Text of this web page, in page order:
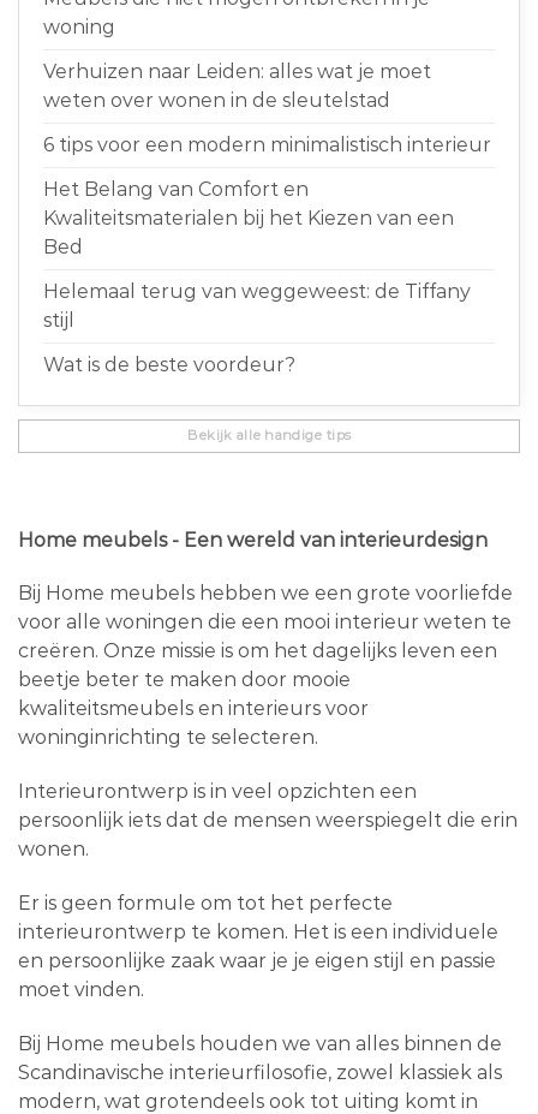
woning
Verhuizen naar Leiden: alles wat je moet
weten over wonen in de sleutelstad
6 tips voor een modern minimalistisch interieur
Het Belang van Comfort en
Kwaliteitsmaterialen bij het Kiezen van een
Bed
Helemaal terug van weggeweest: de Tiffany
stijl
Wat is de beste voordeur?
Bekijk alle handige tips
Home meubels - Een wereld van interieurdesign
Bij Home meubels hebben we een grote voorliefde
voor alle woningen die een mooi interieur weten te
creëren. Onze missie is om het dagelijks leven een
beetje beter te maken door mooie
kwaliteitsmeubels en interieurs voor
woninginrichting te selecteren.
Interieurontwerp is in veel opzichten een
persoonlijk iets dat de mensen weerspiegelt die erin
wonen.
Er is geen formule om tot het perfecte
interieurontwerp te komen. Het is een individuele
en persoonlijke zaak waar je je eigen stijl en passie
moet vinden.
Bij Home meubels houden we van alles binnen de
Scandinavische interieurfilosofie, zowel klassiek als
modern, wat grotendeels ook tot uiting komt in